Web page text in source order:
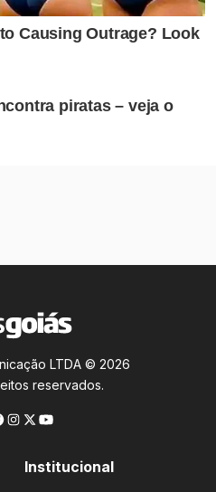
LTDA © 2026
reservados.
Institucional